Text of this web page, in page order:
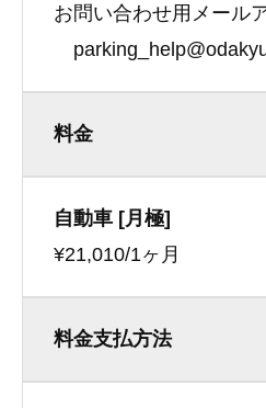
お問い合わせ用メール
料金
自動車 [月極]
¥21,010/1ヶ月
料金支払方法